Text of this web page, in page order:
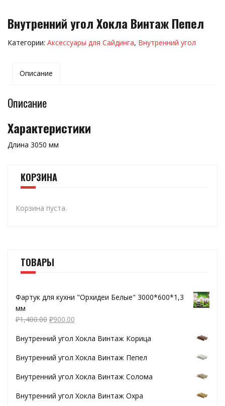
Внутренний угол Хокла Винтаж Пепел
Категории: Аксессуары для Сайдинга, Внутренний угол
Описание
Описание
Характеристики
Длина 3050 мм
КОРЗИНА
Корзина пуста.
ТОВАРЫ
Фартук для кухни "Орхидеи Белые" 3000*600*1,3
мм
₽1,400.00 ₽900.00
Внутренний угол Хокла Винтаж Корица
Внутренний угол Хокла Винтаж Пепел
Внутренний угол Хокла Винтаж Солома
Внутренний угол Хокла Винтаж Охра